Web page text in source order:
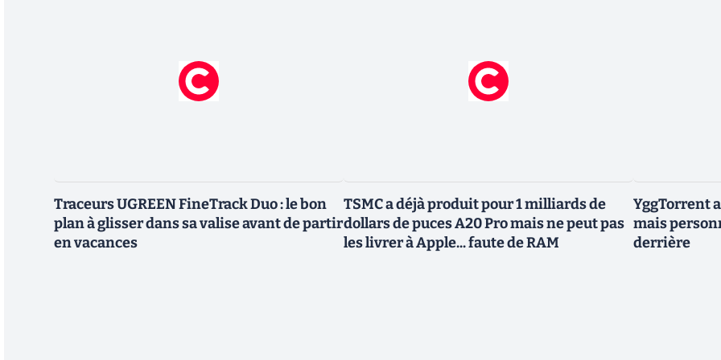
Traceurs UGREEN FineTrack Duo : le bon
plan à glisser dans sa valise avant de partir
en vacances
TSMC a déjà produit pour 1 milliards de
dollars de puces A20 Pro mais ne peut pas
les livrer à Apple... faute de RAM
YggTorrent
mais
derrière